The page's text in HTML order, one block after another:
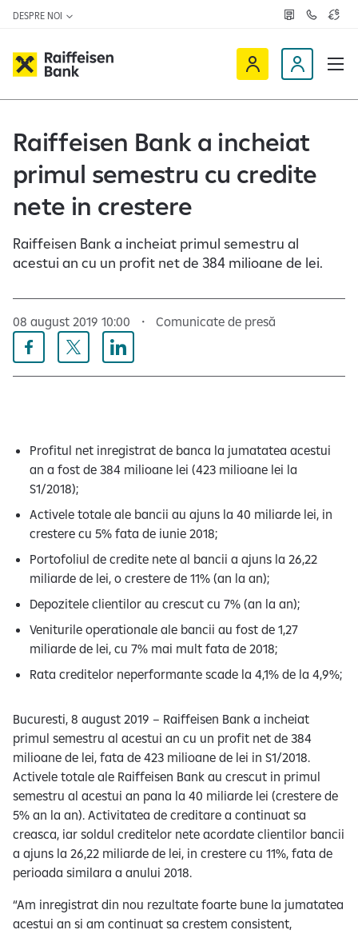
DESPRE NOI
R
a
C
c
n
e
C
s
v
R
f
f
e
i
n
O
l
i
D
n
o
c
e
n
Raiffeisen Bank a incheiat
primul semestru cu credite
nete in crestere
Raiffeisen Bank a incheiat primul semestru al
acestui an cu un profit net de 384 milioane de lei.
08 august 2019 10:00 Comunicate de presă
Profitul net inregistrat de banca la jumatatea acestui
an a fost de 384 milioane lei (423 milioane lei la
S1/2018);
Activele totale ale bancii au ajuns la 40 miliarde lei, in
crestere cu 5% fata de iunie 2018;
Portofoliul de credite nete al bancii a ajuns la 26,22
miliarde de lei, o crestere de 11% (an la an);
Depozitele clientilor au crescut cu 7% (an la an);
Veniturile operationale ale bancii au fost de 1,27
miliarde de lei, cu 7% mai mult fata de 2018;
Rata creditelor neperformante scade la 4,1% de la 4,9%;
Bucuresti, 8 august 2019 – Raiffeisen Bank a incheiat
primul semestru al acestui an cu un profit net de 384
milioane de lei, fata de 423 milioane de lei in S1/2018.
Activele totale ale Raiffeisen Bank au crescut in primul
semestru al acestui an pana la 40 miliarde lei (crestere de
5% an la an). Activitatea de creditare a continuat sa
creasca, iar soldul creditelor nete acordate clientilor bancii
a ajuns la 26,22 miliarde de lei, in crestere cu 11%, fata de
perioada similara a anului 2018.
“Am inregistrat din nou rezultate foarte bune la jumatatea
acestui an si am continuat sa crestem consistent,